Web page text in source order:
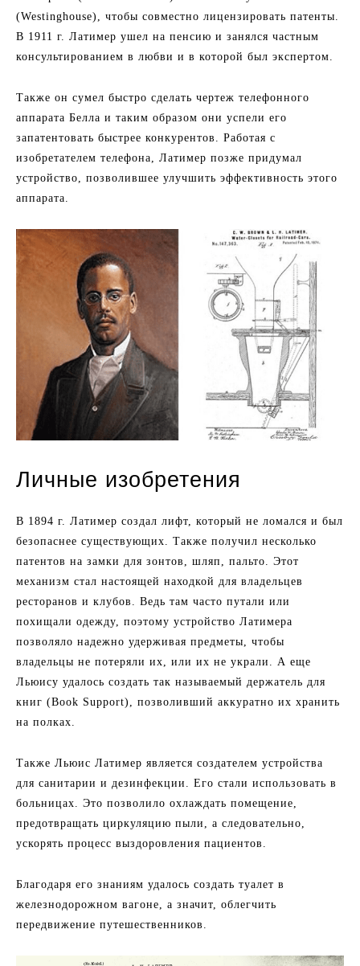
(Westinghouse), чтобы совместно лицензировать патенты.
В 1911 г. Латимер ушел на пенсию и занялся частным
консультированием в любви и в которой был экспертом.
Также он сумел быстро сделать чертеж телефонного
аппарата Белла и таким образом они успели его
запатентовать быстрее конкурентов. Работая с
изобретателем телефона, Латимер позже придумал
устройство, позволившее улучшить эффективность этого
аппарата.
Личные изобретения
В 1894 г. Латимер создал лифт, который не ломался и был
безопаснее существующих. Также получил несколько
патентов на замки для зонтов, шляп, пальто. Этот
механизм стал настоящей находкой для владельцев
ресторанов и клубов. Ведь там часто путали или
похищали одежду, поэтому устройство Латимера
позволяло надежно удерживая предметы, чтобы
владельцы не потеряли их, или их не украли. А еще
Льюису удалось создать так называемый держатель для
книг (Book Support), позволивший аккуратно их хранить
на полках.
Также Льюис Латимер является создателем устройства
для санитарии и дезинфекции. Его стали использовать в
больницах. Это позволило охлаждать помещение,
предотвращать циркуляцию пыли, а следовательно,
ускорять процесс выздоровления пациентов.
Благодаря его знаниям удалось создать туалет в
железнодорожном вагоне, а значит, облегчить
передвижение путешественников.